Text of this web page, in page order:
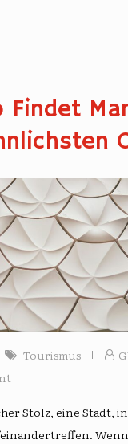
Findet
Tourismus
Stolz, eine Stadt,
Wenn